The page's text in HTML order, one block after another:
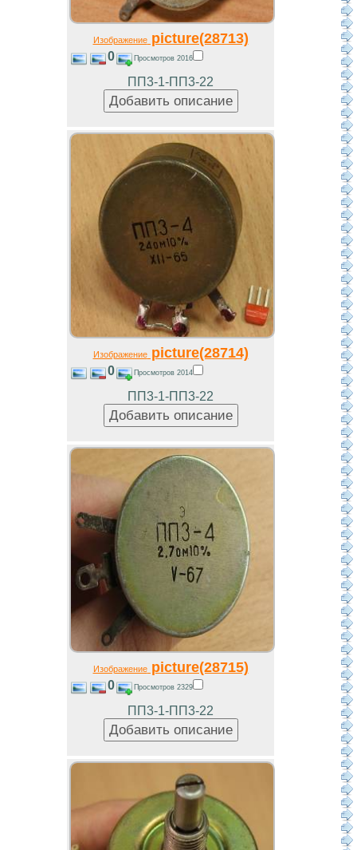
Изображениеpicture(28713)
0 Просмотров 2016
ПП3-1-ПП3-22
Изображениеpicture(28714)
0 Просмотров 2014
ПП3-1-ПП3-22
Изображениеpicture(28715)
0 Просмотров 2329
ПП3-1-ПП3-22